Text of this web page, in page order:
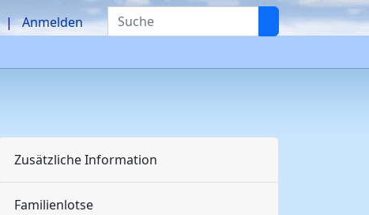
Suche
Anmelden
Zusätzliche Information
Familienlotse